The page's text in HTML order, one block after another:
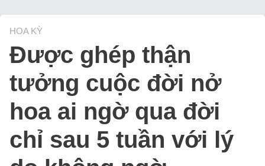
HOA KỲ
Được ghép thận
tưởng cuộc đời nở
hoa ai ngờ qua đời
chỉ sau 5 tuần với lý